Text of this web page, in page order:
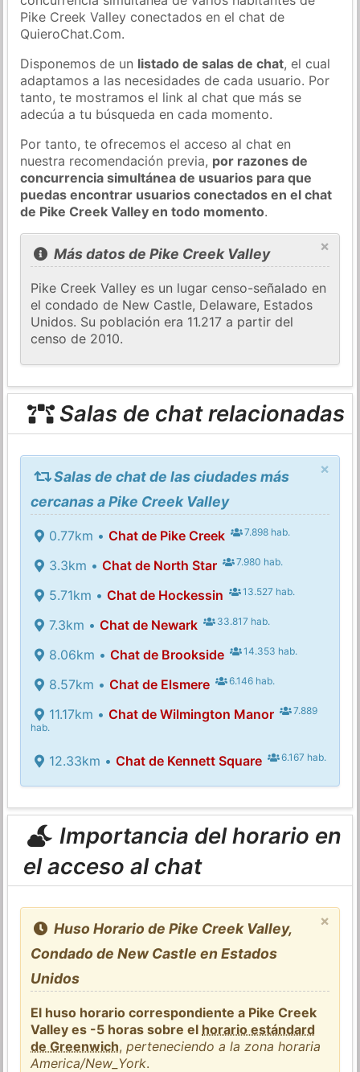
Pike Creek Valley conectados en el chat de
QuieroChat.Com.
Disponemos de un listado de salas de chat, el cual
adaptamos a las necesidades de cada usuario. Por
tanto, te mostramos el link al chat que más se
adecúa a tu búsqueda en cada momento.
Por tanto, te ofrecemos el acceso al chat en
nuestra recomendación previa, por razones de
concurrencia simultánea de usuarios para que
puedas encontrar usuarios conectados en el chat
de Pike Creek Valley en todo momento.
×
Más datos de Pike Creek Valley
Pike Creek Valley es un lugar censo-señalado en
el condado de New Castle, Delaware, Estados
Unidos. Su población era 11.217 a partir del
censo de 2010.
Salas de chat relacionadas
×
Salas de chat de las ciudades más
cercanas a Pike Creek Valley
0.77km • Chat de Pike Creek 7.898 hab.
3.3km • Chat de North Star 7.980 hab.
5.71km • Chat de Hockessin 13.527 hab.
7.3km • Chat de Newark 33.817 hab.
8.06km • Chat de Brookside 14.353 hab.
8.57km • Chat de Elsmere 6.146 hab.
11.17km • Chat de Wilmington Manor
7.889
hab.
12.33km • Chat de Kennett Square 6.167 hab.
Importancia del horario en
el acceso al chat
×
Huso Horario de Pike Creek Valley,
Condado de New Castle en Estados
Unidos
El huso horario correspondiente a Pike Creek
Valley es -5 horas sobre el horario estándard
de Greenwich,perteneciendo a la zona horaria
America/New_York.